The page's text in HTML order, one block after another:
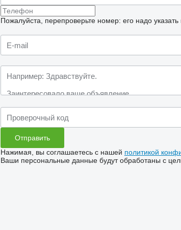
Пожалуйста, перепроверьте номер: его надо
Нажимая, вы соглашаетесь с нашей политикой
Ваши персональные данные будут обработаны с